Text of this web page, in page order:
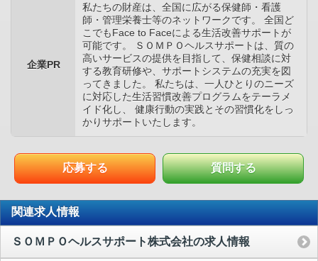
企業PR
私たちの財産は、全国に広がる保健師・看護
師・管理栄養士等のネットワークです。 全国ど
こでもFace to Faceによる生活改善サポートが
可能です。 ＳＯＭＰＯヘルスサポートは、質の
高いサービスの提供を目指して、保健相談に対
する教育研修や、サポートシステムの充実を図
ってきました。 私たちは、一人ひとりのニーズ
に対応した生活習慣改善プログラムをテーラメ
イド化し、 健康行動の実践とその習慣化をしっ
かりサポートいたします。
応募する 質問する
関連求人情報
ＳＯＭＰＯヘルスサポート株式会社の求人情報